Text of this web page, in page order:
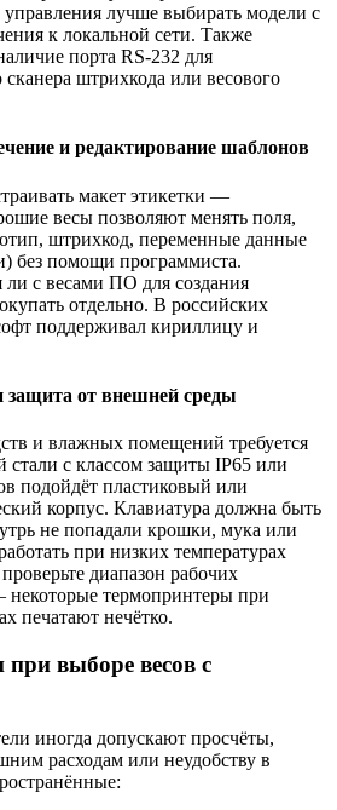
управления лучше выбирать модели с
к локальной сети. Также
порта RS-232 для
штрихкода или весового
и редактирование шаблонов
макет этикетки —
весы позволяют менять поля,
штрихкод, переменные данные
без помощи программиста.
ли с весами ПО для создания
отдельно. В российских
поддерживал кириллицу и
защита от внешней среды
и влажных помещений требуется
с классом защиты IP65 или
подойдёт пластиковый или
корпус. Клавиатура должна быть
не попадали крошки, мука или
при низких температурах
диапазон рабочих
некоторые термопринтеры при
печатают нечётко.
выборе весов с
иногда допускают просчёты,
расходам или неудобству в